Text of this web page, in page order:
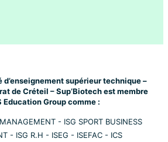
supérieur technique –
de Créteil – Sup’Biotech est membre
Education Group comme :
- ISG SPORT BUSINESS
- ISG R.H - ISEG - ISEFAC - ICS